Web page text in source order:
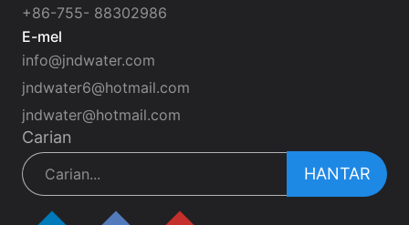
+86-755- 88302986
E-mel
info@jndwater.com
jndwater6@hotmail.com
jndwater@hotmail.com
Carian
HANTAR